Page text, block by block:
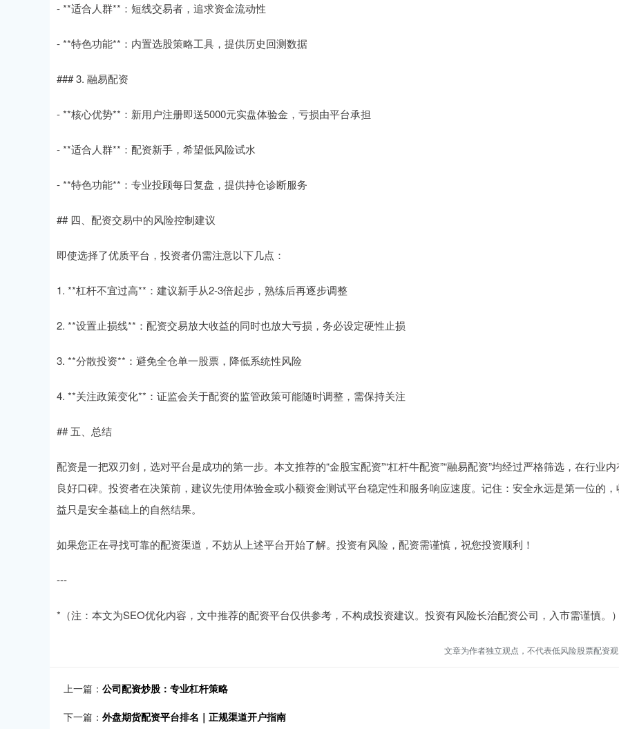
- **适合人群**：短线交易者，追求资金流动性
- **特色功能**：内置选股策略工具，提供历史回测数据
### 3. 融易配资
- **核心优势**：新用户注册即送5000元实盘体验金，亏损由平台承担
- **适合人群**：配资新手，希望低风险试水
- **特色功能**：专业投顾每日复盘，提供持仓诊断服务
## 四、配资交易中的风险控制建议
即使选择了优质平台，投资者仍需注意以下几点：
1. **杠杆不宜过高**：建议新手从2-3倍起步，熟练后再逐步调整
2. **设置止损线**：配资交易放大收益的同时也放大亏损，务必设定硬性止损
3. **分散投资**：避免全仓单一股票，降低系统性风险
4. **关注政策变化**：证监会关于配资的监管政策可能随时调整，需保持关注
## 五、总结
配资是一把双刃剑，选对平台是成功的第一步。本文推荐的“金股宝配资”“杠杆牛配资”“融易配资”均经过严格筛选，在行业内
良好口碑。投资者在决策前，建议先使用体验金或小额资金测试平台稳定性和服务响应速度。记住：安全永远是第一位的，
益只是安全基础上的自然结果。
如果您正在寻找可靠的配资渠道，不妨从上述平台开始了解。投资有风险，配资需谨慎，祝您投资顺利！
---
*（注：本文为SEO优化内容，文中推荐的配资平台仅供参考，不构成投资建议。投资有风险长治配资公司，入市需谨慎。
文章为作者独立观点，不代表低风险股票配资
上一篇： 公司配资炒股：专业杠杆策略
下一篇： 外盘期货配资平台排名｜正规渠道开户指南